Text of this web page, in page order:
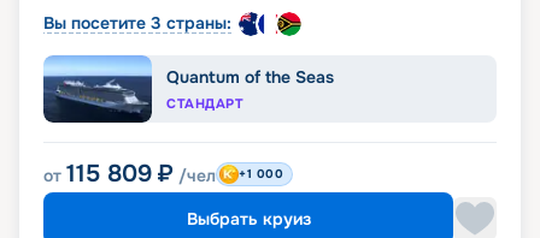
Вы посетите 3 страны:
Quantum of the Seas
СТАНДАРТ
от 115 809 ₽ /чел +1 000
Выбрать круиз